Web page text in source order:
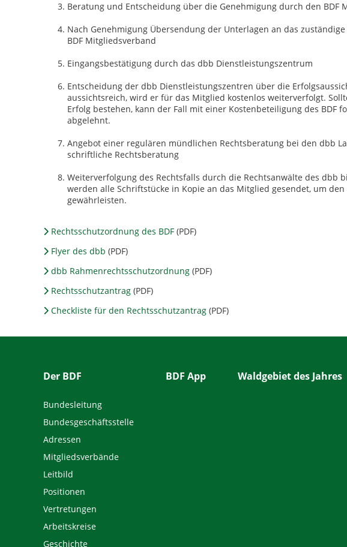
Beratung und Entscheidung über die Genehmigung durch den BDF
Nach Genehmigung Übersendung der Unterlagen an das
BDF Mitgliedsverband
Eingangsbestätigung durch das dbb Dienstleistungszentrum
Entscheidung der dbb Dienstleistungszentren über die
aussichtsreich, wird er für das Mitglied kostenlos weiterverfolgt.
Erfolg bestehen, kann der Fall mit einer Kostenbeteiligung des BDF
abgelehnt.
Angebot einer regulären mündlichen Rechtsberatung bei den dbb
schriftliche Rechtsberatung
Weiterverfolgung des Rechtsfalls durch die Rechtsanwälte des dbb
werden alle Schriftstücke in Kopie an das Mitglied gesendet, um
gewährleisten.
Rechtsschutzordnung des BDF (PDF)
Flyer des dbb (PDF)
dbb Rahmenrechtsschutzordnung (PDF)
Rechtsschutzantrag (PDF)
Checkliste für den Rechtsschutzantrag (PDF)
Der BDF
Bundesleitung
Bundesgeschäftsstelle
Adressen
Mitgliedsverbände
Leitbild
Positionen
Vertretungen
Arbeitskreise
Geschichte
BDF App Waldgebiet des Jahres